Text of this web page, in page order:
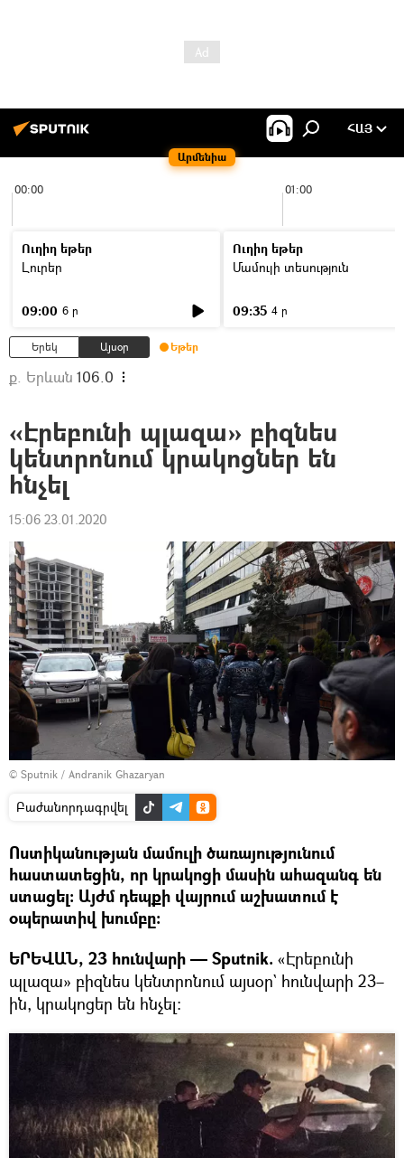
Արմենիա
ՀԱՅ
00:00 01:00
Ուղիղ եթեր
Լուրեր
09:00 6 ր
Ուղիղ եթեր
Մամուլի տեսություն
09:35 4 ր
Երեկ Այսօր Եթեր
ք. Երևան 106.0
«Էրեբունի պլազա» բիզնես
կենտրոնում կրակոցներ են
հնչել
15:06 23.01.2020
© Sputnik / Andranik Ghazaryan
Բաժանորդագրվել
Ոստիկանության մամուլի ծառայությունում
հաստատեցին, որ կրակոցի մասին ահազանգ են
ստացել։ Այժմ դեպքի վայրում աշխատում է
օպերատիվ խումբը։
ԵՐԵՎԱՆ, 23 հունվարի — Sputnik. «Էրեբունի
պլազա» բիզնես կենտրոնում այսօր` հունվարի 23–
ին, կրակոցեր են հնչել։